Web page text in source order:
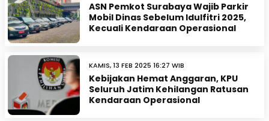
ASN Pemkot Surabaya Wajib Parkir
Mobil Dinas Sebelum Idulfitri 2025,
Kecuali Kendaraan Operasional
KAMIS, 13 FEB 2025 16:27 WIB
Kebijakan Hemat Anggaran, KPU
Seluruh Jatim Kehilangan Ratusan
Kendaraan Operasional